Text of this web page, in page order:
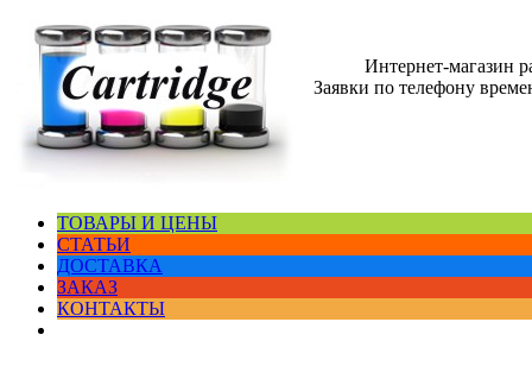
Интернет-магазин
Заявки по телефону
ТОВАРЫ И ЦЕНЫ
СТАТЬИ
ДОСТАВКА
ЗАКАЗ
КОНТАКТЫ